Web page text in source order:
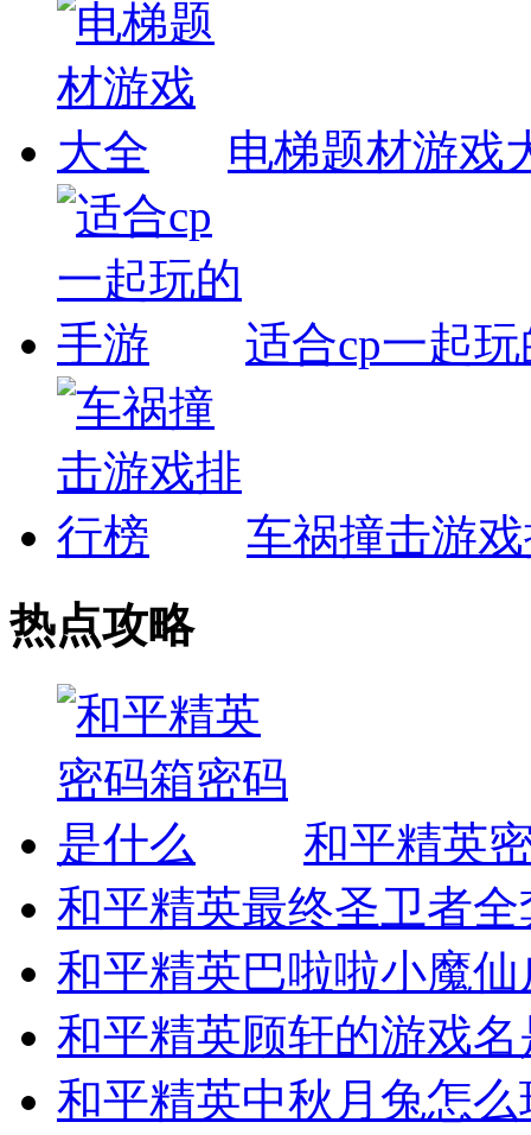
电梯题材游戏
适合cp一起
车祸撞击游
热点攻略
和平精英
和平精英最终圣卫者
和平精英巴啦啦小魔
和平精英顾轩的游戏
和平精英中秋月兔怎么